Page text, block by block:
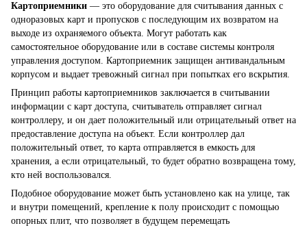
Картоприемники — это оборудование для считывания данных с
одноразовых карт и пропусков с последующим их возвратом на
выходе из охраняемого объекта. Могут работать как
самостоятельное оборудование или в составе системы контроля
управления доступом. Картоприемник защищен антивандальным
корпусом и выдает тревожный сигнал при попытках его вскрытия.
Принцип работы картоприемников заключается в считывании
информации с карт доступа, считыватель отправляет сигнал
контроллеру, и он дает положительный или отрицательный ответ на
предоставление доступа на объект. Если контроллер дал
положительный ответ, то карта отправляется в емкость для
хранения, а если отрицательный, то будет обратно возвращена тому,
кто ней воспользовался.
Подобное оборудование может быть установлено как на улице, так
и внутри помещений, крепление к полу происходит с помощью
опорных плит, что позволяет в будущем перемещать